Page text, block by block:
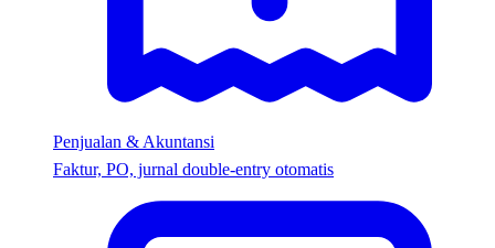
Penjualan & Akuntansi
Faktur, PO, jurnal double-entry otomatis